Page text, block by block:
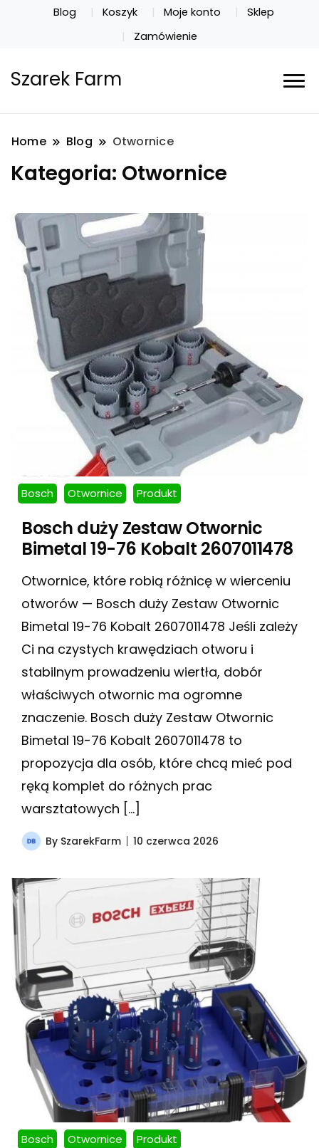
Blog Koszyk Moje konto
Sklep
Zamówienie
Szarek Farm
Home Blog Otwornice
Kategoria: Otwornice
Bosch Otwornice Produkt
Bosch duży Zestaw Otwornic
Bimetal 19-76 Kobalt 2607011478
Otwornice, które robią różnicę w wierceniu
otworów — Bosch duży Zestaw Otwornic
Bimetal 19-76 Kobalt 2607011478 Jeśli zależy
Ci na czystych krawędziach otworu i
stabilnym prowadzeniu wiertła, dobór
właściwych otwornic ma ogromne
znaczenie. Bosch duży Zestaw Otwornic
Bimetal 19-76 Kobalt 2607011478 to
propozycja dla osób, które chcą mieć pod
ręką komplet do różnych prac
warsztatowych […]
By SzarekFarm 10 czerwca 2026
Bosch Otwornice Produkt